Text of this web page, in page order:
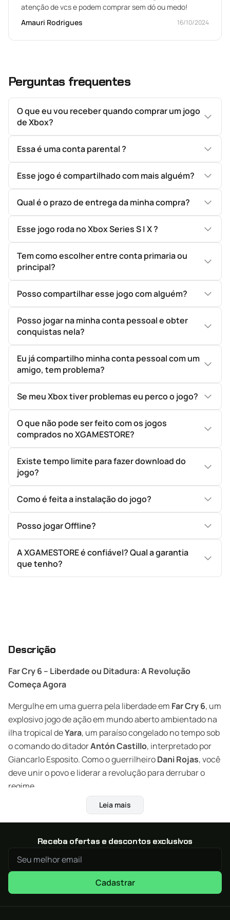
atenção de vcs e podem comprar sem dó ou medo!
Amauri Rodrigues
16/10/2024
Perguntas frequentes
O que eu vou receber quando comprar um jogo
de Xbox?
Essa é uma conta parental ?
Esse jogo é compartilhado com mais alguém?
Qual é o prazo de entrega da minha compra?
Esse jogo roda no Xbox Series S | X ?
Tem como escolher entre conta primaria ou
principal?
Posso compartilhar esse jogo com alguém?
Posso jogar na minha conta pessoal e obter
conquistas nela?
Eu já compartilho minha conta pessoal com um
amigo, tem problema?
Se meu Xbox tiver problemas eu perco o jogo?
O que não pode ser feito com os jogos
comprados no XGAMESTORE?
Existe tempo limite para fazer download do
jogo?
Como é feita a instalação do jogo?
Posso jogar Offline?
A XGAMESTORE é confiável? Qual a garantia
que tenho?
Descrição
Far Cry 6 – Liberdade ou Ditadura: A Revolução
Começa Agora
Mergulhe em uma guerra pela liberdade em Far Cry 6, um
explosivo jogo de ação em mundo aberto ambientado na
ilha tropical deYara, um paraíso congelado no tempo sob
o comando do ditadorAntón Castillo, interpretado por
Giancarlo Esposito. Como o guerrilheiroDani Rojas, você
deve unir o povo e liderar a revolução para derrubar o
regime.
na XGamestore e economize até
40% com envio digital por e-mail!
Uma Ilha em Chamas, Um Povo em Revolta
Lute em florestas, montanhas e cidades vibrantes
enquanto forma uma resistência contra um governo
opressor. Use armas improvisadas, recrute aliados,
Leia mais
Receba ofertas e descontos exclusivos
Cadastrar